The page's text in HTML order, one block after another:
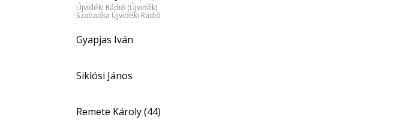
Újvidéki Rádió (Újvidék)
Szabadka Újvidéki Rádió
Gyapjas Iván
Siklósi János
Remete Károly (44)